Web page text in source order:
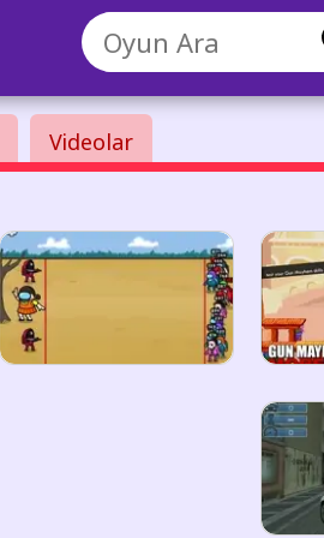
Videolar